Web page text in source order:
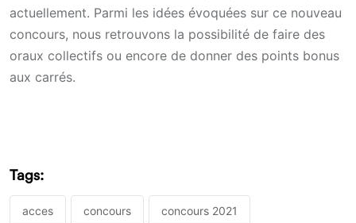
actuellement. Parmi les idées évoquées sur ce nouveau
concours, nous retrouvons la possibilité de faire des
oraux collectifs ou encore de donner des points bonus
aux carrés.
Tags:
acces concours concours 2021